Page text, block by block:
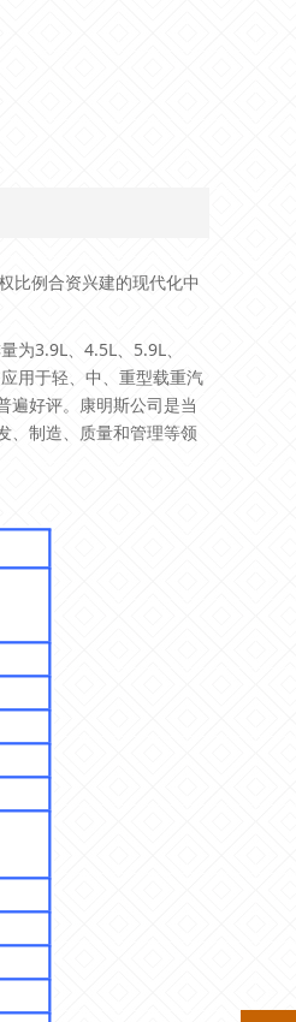
比例合资兴建的现代化中
为3.9L、4.5L、5.9L、
用于轻、中、重型载重汽
遍好评。康明斯公司是当
、制造、质量和管理等领